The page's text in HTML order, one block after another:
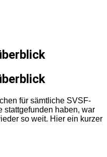
für sämtliche SVSF-
stattgefunden haben, war
so weit. Hier ein kurzer